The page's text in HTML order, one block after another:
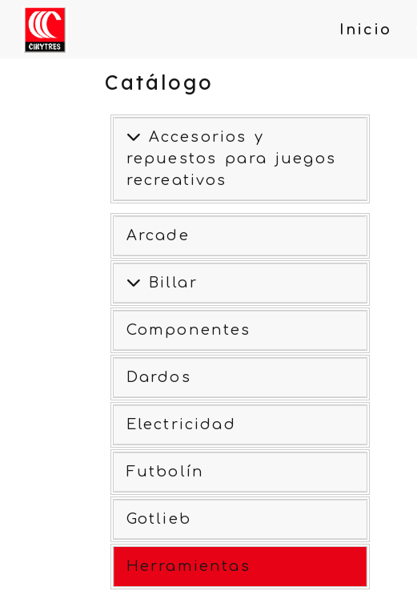
Inicio
Catálogo
Accesorios y
repuestos para juegos
recreativos
Arcade
Billar
Componentes
Dardos
Electricidad
Futbolín
Gotlieb
Herramientas